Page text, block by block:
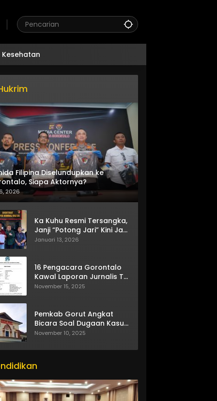
Kesehatan
Filipina Diselundupkan ke
Siapa Aktornya?
2026
Ka Kuhu Resmi Tersangka,
Janji “Potong Jari” Kini Jadi
Bumerang
Januari 13, 2026
16 Pengacara Gorontalo
Kawal Laporan Jurnalis TV
One
November 15, 2025
Pemkab Gorut Angkat
Bicara Soal Dugaan Kasus
Asusila Oknum ASN
November 10, 2025